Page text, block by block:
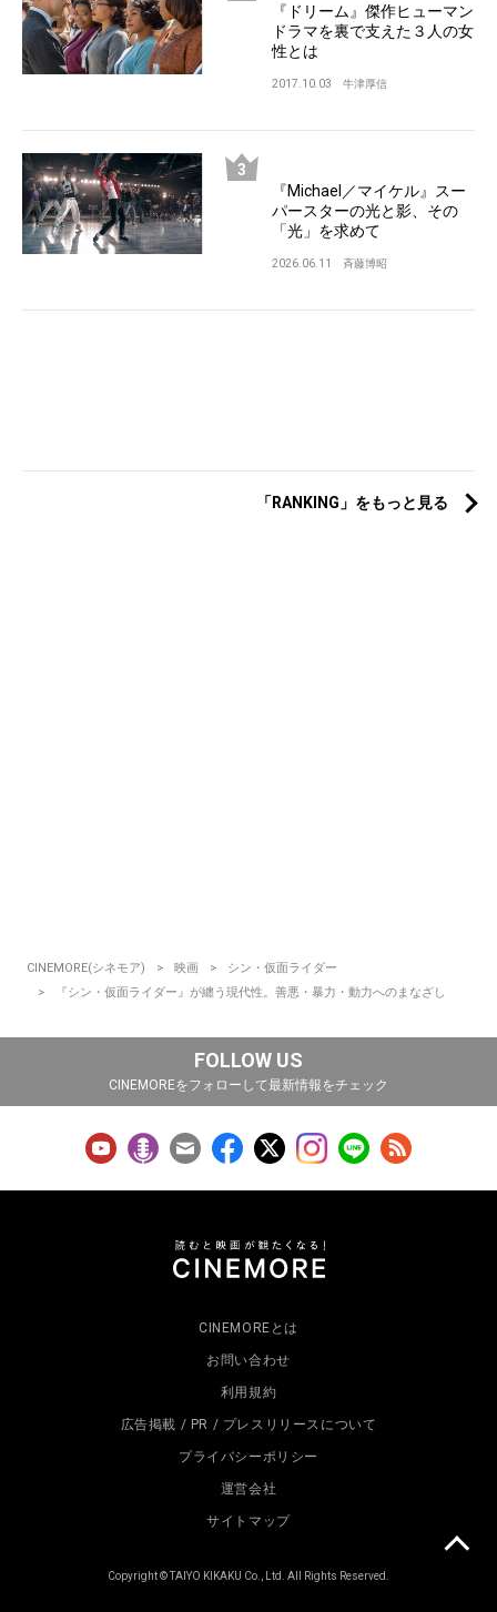
『ドリーム』傑作ヒューマン
ドラマを裏で支えた３人の女
性とは
2017.10.03 牛津厚信
『Michael／マイケル』スー
パースターの光と影、その
「光」を求めて
2026.06.11 斉藤博昭
「RANKING」をもっと見る
CINEMORE(シネモア) 映画
シン・仮面ライダー
『シン・仮面ライダー』が纏う現代性。善悪・暴力・動力へのまなざし
FOLLOW US
CINEMOREをフォローして最新情報をチェック
CINEMOREとは
お問い合わせ
利用規約
広告掲載 / PR / プレスリリースについて
プライバシーポリシー
運営会社
サイトマップ
Copyright © TAIYO KIKAKU Co., Ltd. All Rights Reserved.